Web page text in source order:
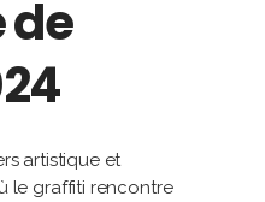
de
artistique et
le graffiti rencontre